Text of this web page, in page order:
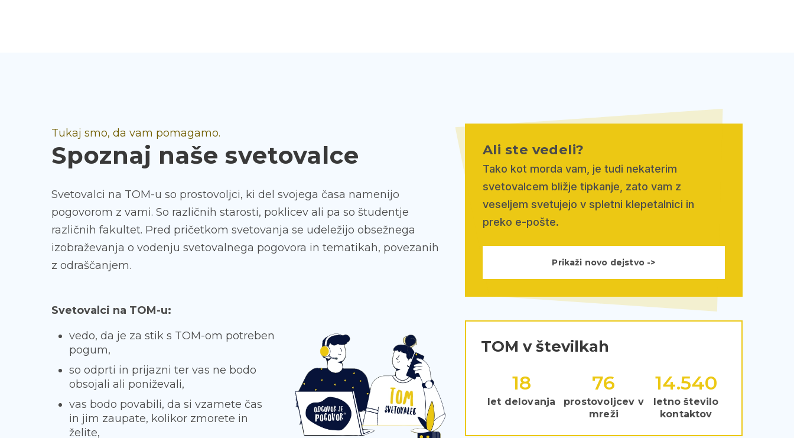
Tukaj smo, da vam pomagamo.
Spoznaj naše svetovalce
Svetovalci na TOM-u so prostovoljci, ki del svojega časa namenijo
pogovorom z vami. So različnih starosti, poklicev ali pa so študentje
različnih fakultet. Pred pričetkom svetovanja se udeležijo obsežnega
izobraževanja o vodenju svetovalnega pogovora in tematikah, povezanih
z odraščanjem.
Svetovalci na TOM-u:
vedo, da je za stik s TOM-om potreben
pogum,
so odprti in prijazni ter vas ne bodo
obsojali ali poniževali,
vas bodo povabili, da si vzamete čas
in jim zaupate, kolikor zmorete in
želite,
Ali ste vedeli?
Tako kot morda vam, je tudi nekaterim
svetovalcem bližje tipkanje, zato vam z
veseljem svetujejo v spletni klepetalnici in
preko e-pošte.
Prikaži novo dejstvo ->
TOM v številkah
28
let delovanja
115
prostovoljcev v
mreži
22.018
letno število
kontaktov